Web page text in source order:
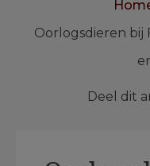
Oorlogsdieren bij
Deel dit